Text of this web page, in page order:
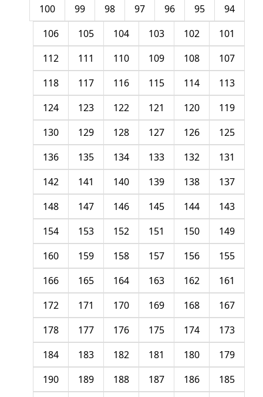
94
95
96
97
98
99
100
101
102
103
104
105
106
107
108
109
110
111
112
113
114
115
116
117
118
119
120
121
122
123
124
125
126
127
128
129
130
131
132
133
134
135
136
137
138
139
140
141
142
143
144
145
146
147
148
149
150
151
152
153
154
155
156
157
158
159
160
161
162
163
164
165
166
167
168
169
170
171
172
173
174
175
176
177
178
179
180
181
182
183
184
185
186
187
188
189
190